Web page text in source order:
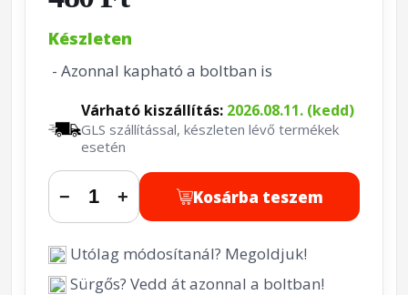
Készleten
- Azonnal kapható a boltban is
Várható kiszállítás: 2026.08.11. (kedd)
GLS szállítással, készleten lévő termékek
esetén
− + Kosárba teszem
Utólag módosítanál? Megoldjuk!
Sürgős? Vedd át azonnal a boltban!